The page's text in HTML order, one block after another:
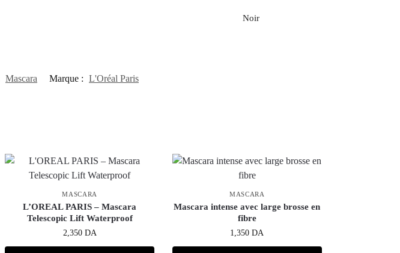
Noir
Mascara Marque : L'Oréal Paris
MASCARA
L’OREAL PARIS – Mascara
Telescopic Lift Waterproof
2,350 DA
MASCARA
Mascara intense avec large brosse en
fibre
1,350DA